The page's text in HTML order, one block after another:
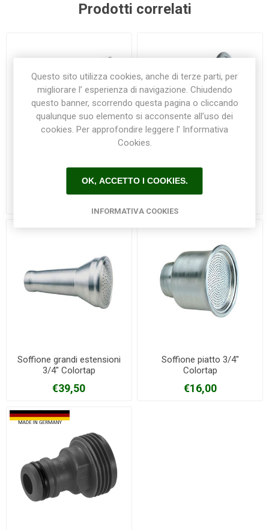
Prodotti correlati
lunghezza 60 cm con
valvola a sfera
Soffione bombato 3/4"
Colortap
Soffione grandi estensioni
3/4" Colortap
€39,50
Soffione piatto 3/4"
Colortap
€16,00
Questo sito utilizza cookies, anche di terze parti, per
migliorare l’ esperienza di navigazione. Chiudendo
questo banner, scorrendo questa pagina o cliccando
qualunque suo elemento si acconsente all’uso dei
cookies. Per approfondire leggere l’ Informativa
Cookies.
OK, ACCETTO I COOKIES.
INFORMATIVA COOKIES